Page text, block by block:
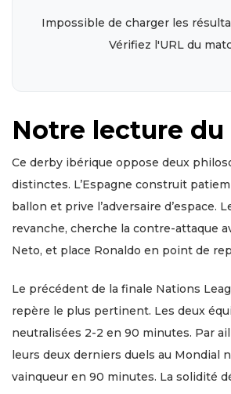
Impossible de charger les
Vérifiez l'URL du
Notre lecture
Ce derby ibérique oppose deux
distinctes. L’Espagne construit
ballon et prive l’adversaire d’espace.
revanche, cherche la contre-attaque
Neto, et place Ronaldo en point de
Le précédent de la finale Nations
repère le plus pertinent. Les deux
neutralisées 2-2 en 90 minutes. Par
leurs deux derniers duels au Mondial
vainqueur en 90 minutes. La solidité